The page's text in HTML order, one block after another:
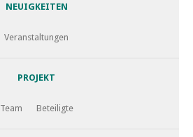
NEUIGKEITEN
Veranstaltungen
PROJEKT
Team Beteiligte